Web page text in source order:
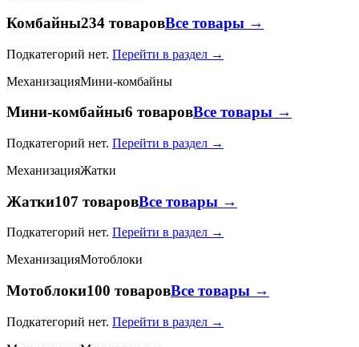
Комбайны234 товаровВсе товары →
Подкатегорий нет. Перейти в раздел →
МеханизацияМини-комбайны
Мини-комбайны6 товаровВсе товары →
Подкатегорий нет. Перейти в раздел →
МеханизацияЖатки
Жатки107 товаровВсе товары →
Подкатегорий нет. Перейти в раздел →
МеханизацияМотоблоки
Мотоблоки100 товаровВсе товары →
Подкатегорий нет. Перейти в раздел →